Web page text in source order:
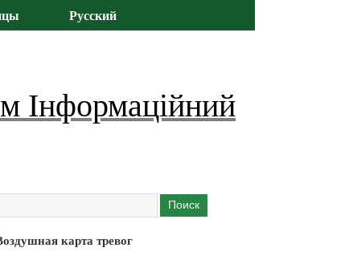
Русский
Інформаційний
карта тревог